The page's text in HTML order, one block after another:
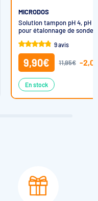
MICRODOS
Solution tampon pH 4, pH 7
pour étalonnage de sonde
9 avis
9,90€ 11,95€ -
En stock